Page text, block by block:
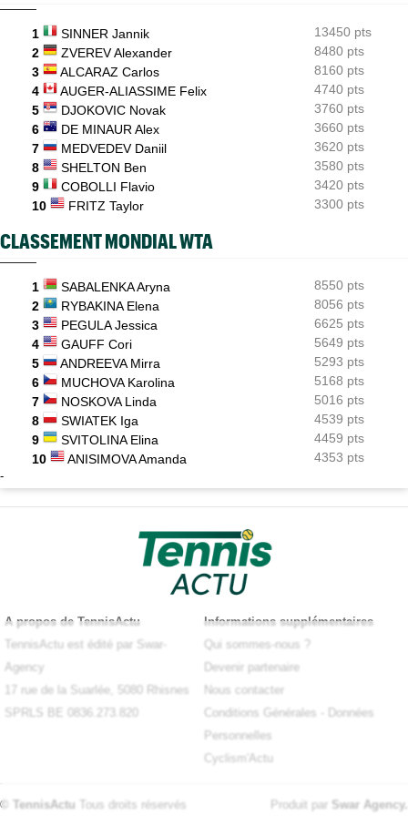
Jelena Ostapenko dénonce les messages d'insultes et de
menaces
1 SINNER Jannik
13450 pts
2
ZVEREV Alexander
8480 pts
3
ALCARAZ Carlos
8160 pts
4
AUGER-ALIASSIME Felix
4740 pts
5
DJOKOVIC Novak
3760 pts
6
DE MINAUR Alex
3660 pts
7
MEDVEDEV Daniil
3620 pts
8
SHELTON Ben
3580 pts
9
COBOLLI Flavio
3420 pts
10
FRITZ Taylor 3300 pts
CLASSEMENT MONDIAL WTA
1 SABALENKA Aryna
8550 pts
2
RYBAKINA Elena
8056 pts
3
PEGULA Jessica
6625 pts
4
GAUFF Cori
5649 pts
5
ANDREEVA Mirra
5293 pts
6
MUCHOVA Karolina
5168 pts
7
NOSKOVA Linda
5016 pts
8
SWIATEK Iga
4539 pts
9
SVITOLINA Elina
4459 pts
10
ANISIMOVA Amanda 4353 pts
-
A propos de TennisActu
TennisActu est édité par Swar-
Agency
17 rue de la Suarlée, 5080 Rhisnes
SPRLS BE 0836.273.820
Informations supplémentaires
Qui sommes-nous ?
Devenir partenaire
Nous contacter
Conditions Générales
Données
Personnelles
Cyclism'Actu
© TennisActu Tous droits réservés Produit par Swar Agency.